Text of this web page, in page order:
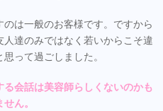
は一般のお客様です。ですから
達のみではなく若いからこそ違
って過ごしました。
る会話は美容師らしくないのかも
ん。